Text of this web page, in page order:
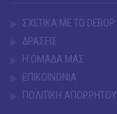
ΣΧΕΤΙΚΑ ΜΕ ΤΟ DEBOP
ΔΡΑΣΕΙΣ
Η ΟΜΑΔΑ ΜΑΣ
ΕΠΙΚΟΙΝΩΝΙΑ
ΠΟΛΙΤΙΚΗ ΑΠΟΡΡΗΤΟΥ